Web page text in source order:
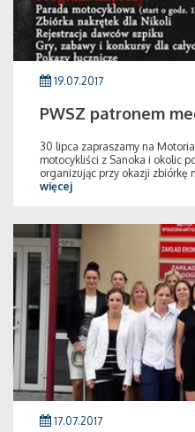
19.07.2017
PWSZ patronem
30 lipca zapraszamy na
motocykliści z Sanoka i okolic
organizując przy okazji zbiórkę
więcej
17.07.2017